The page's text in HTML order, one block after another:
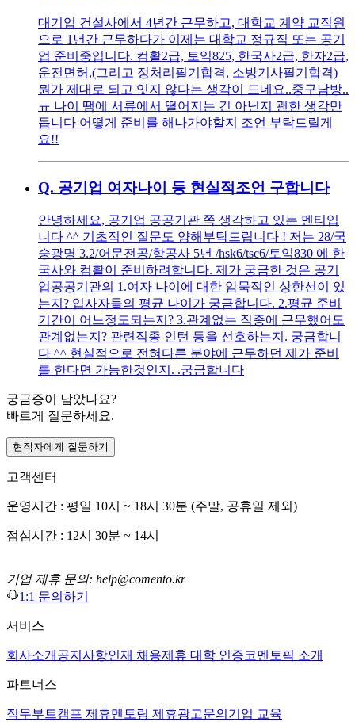
대기업 건설사에서 4년간 근무하고, 대학교 계약 교직원
으로 1년간 근무하다가 이제는 대학교 정규직 또는 공기
업 준비중입니다. 컴활2급, 토익825, 한국사2급, 한자2급,
운전면허,(그리고 정처리필기합격, 소방기사필기합격)
뭔가 제대로 되고 잇지 않다는 생각이 드네요..중구남방..
ㅠ 나이 땜에 서류에서 떨어지는 건 아닌지 괜한 생각만
듭니다 어떻게 준비를 해나가야할지 조언 부탁드릴게
요!!
Q. 공기업 여자나이 등 현실적조언 구합니다
안녕하세요, 공기업 공공기관 쪽 생각하고 있는 멘티입
니다 ^^ 기초적인 질문도 양해부탁드립니다 ! 저는 28/국
숭광명 3.2/어문전공/항공사 5년 /hsk6/tsc6/토익830 에 한
국사와 컴활이 준비하려합니다. 제가 궁금한 것은 공기
업공공기관의 1.여자 나이에 대한 암묵적인 상한선이 있
는지? 입사자들의 평균 나이가 궁금합니다. 2.평균 준비
기간이 어느정도되는지? 3.관계없는 직종에 근무했어도
관계없는지? 관련직종 인턴 등을 선호하는지. 궁금합니
다 ^^ 현실적으로 전혀다른 분야에 근무하던 제가 준비
를 한다면 가능한것인지. .궁금합니다
궁금증이 남았나요?
빠르게 질문하세요.
현직자에게 질문하기
고객센터
운영시간 : 평일 10시 ~ 18시 30분 (주말, 공휴일 제외)
점심시간 : 12시 30분 ~ 14시
기업 제휴 문의: help@comento.kr
1:1 문의하기
서비스
회사소개 공지사항인재 채용제휴 대학 인증코멘토픽 소개
파트너스
직무부트캠프 제휴멘토링 제휴광고문의 기업 교육